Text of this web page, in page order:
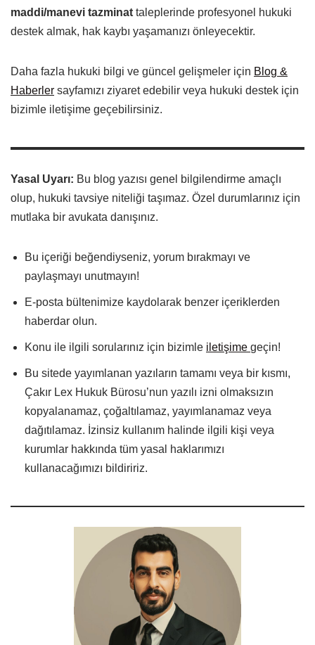
maddi/manevi tazminat taleplerinde profesyonel hukuki
destek almak, hak kaybı yaşamanızı önleyecektir.
Daha fazla hukuki bilgi ve güncel gelişmeler için Blog &
Haberler sayfamızı ziyaret edebilir veya hukuki destek için
bizimle iletişime geçebilirsiniz.
Yasal Uyarı: Bu blog yazısı genel bilgilendirme amaçlı
olup, hukuki tavsiye niteliği taşımaz. Özel durumlarınız için
mutlaka bir avukata danışınız.
Bu içeriği beğendiyseniz, yorum bırakmayı ve
paylaşmayı unutmayın!
E-posta bültenimize kaydolarak benzer içeriklerden
haberdar olun.
Konu ile ilgili sorularınız için bizimle iletişime geçin!
Bu sitede yayımlanan yazıların tamamı veya bir kısmı,
Çakır Lex Hukuk Bürosu’nun yazılı izni olmaksızın
kopyalanamaz, çoğaltılamaz, yayımlanamaz veya
dağıtılamaz. İzinsiz kullanım halinde ilgili kişi veya
kurumlar hakkında tüm yasal haklarımızı
kullanacağımızı bildiririz.